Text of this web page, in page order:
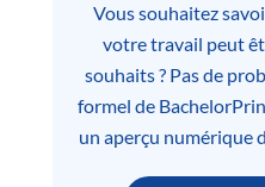
Vous souhaitez
votre travail peut
souhaits ? Pas de
formel de
un aperçu numérique